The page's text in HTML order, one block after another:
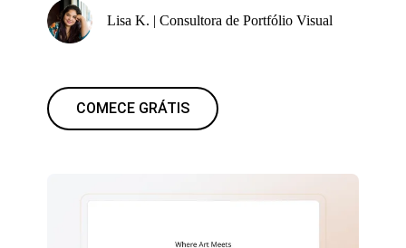
Lisa K. | Consultora de Portfólio Visual
COMECE GRÁTIS